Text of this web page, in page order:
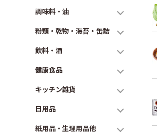
調味料・油
粉類・乾物・海苔・缶詰
飲料・酒
健康食品
キッチン雑貨
日用品
紙用品・生理用品他